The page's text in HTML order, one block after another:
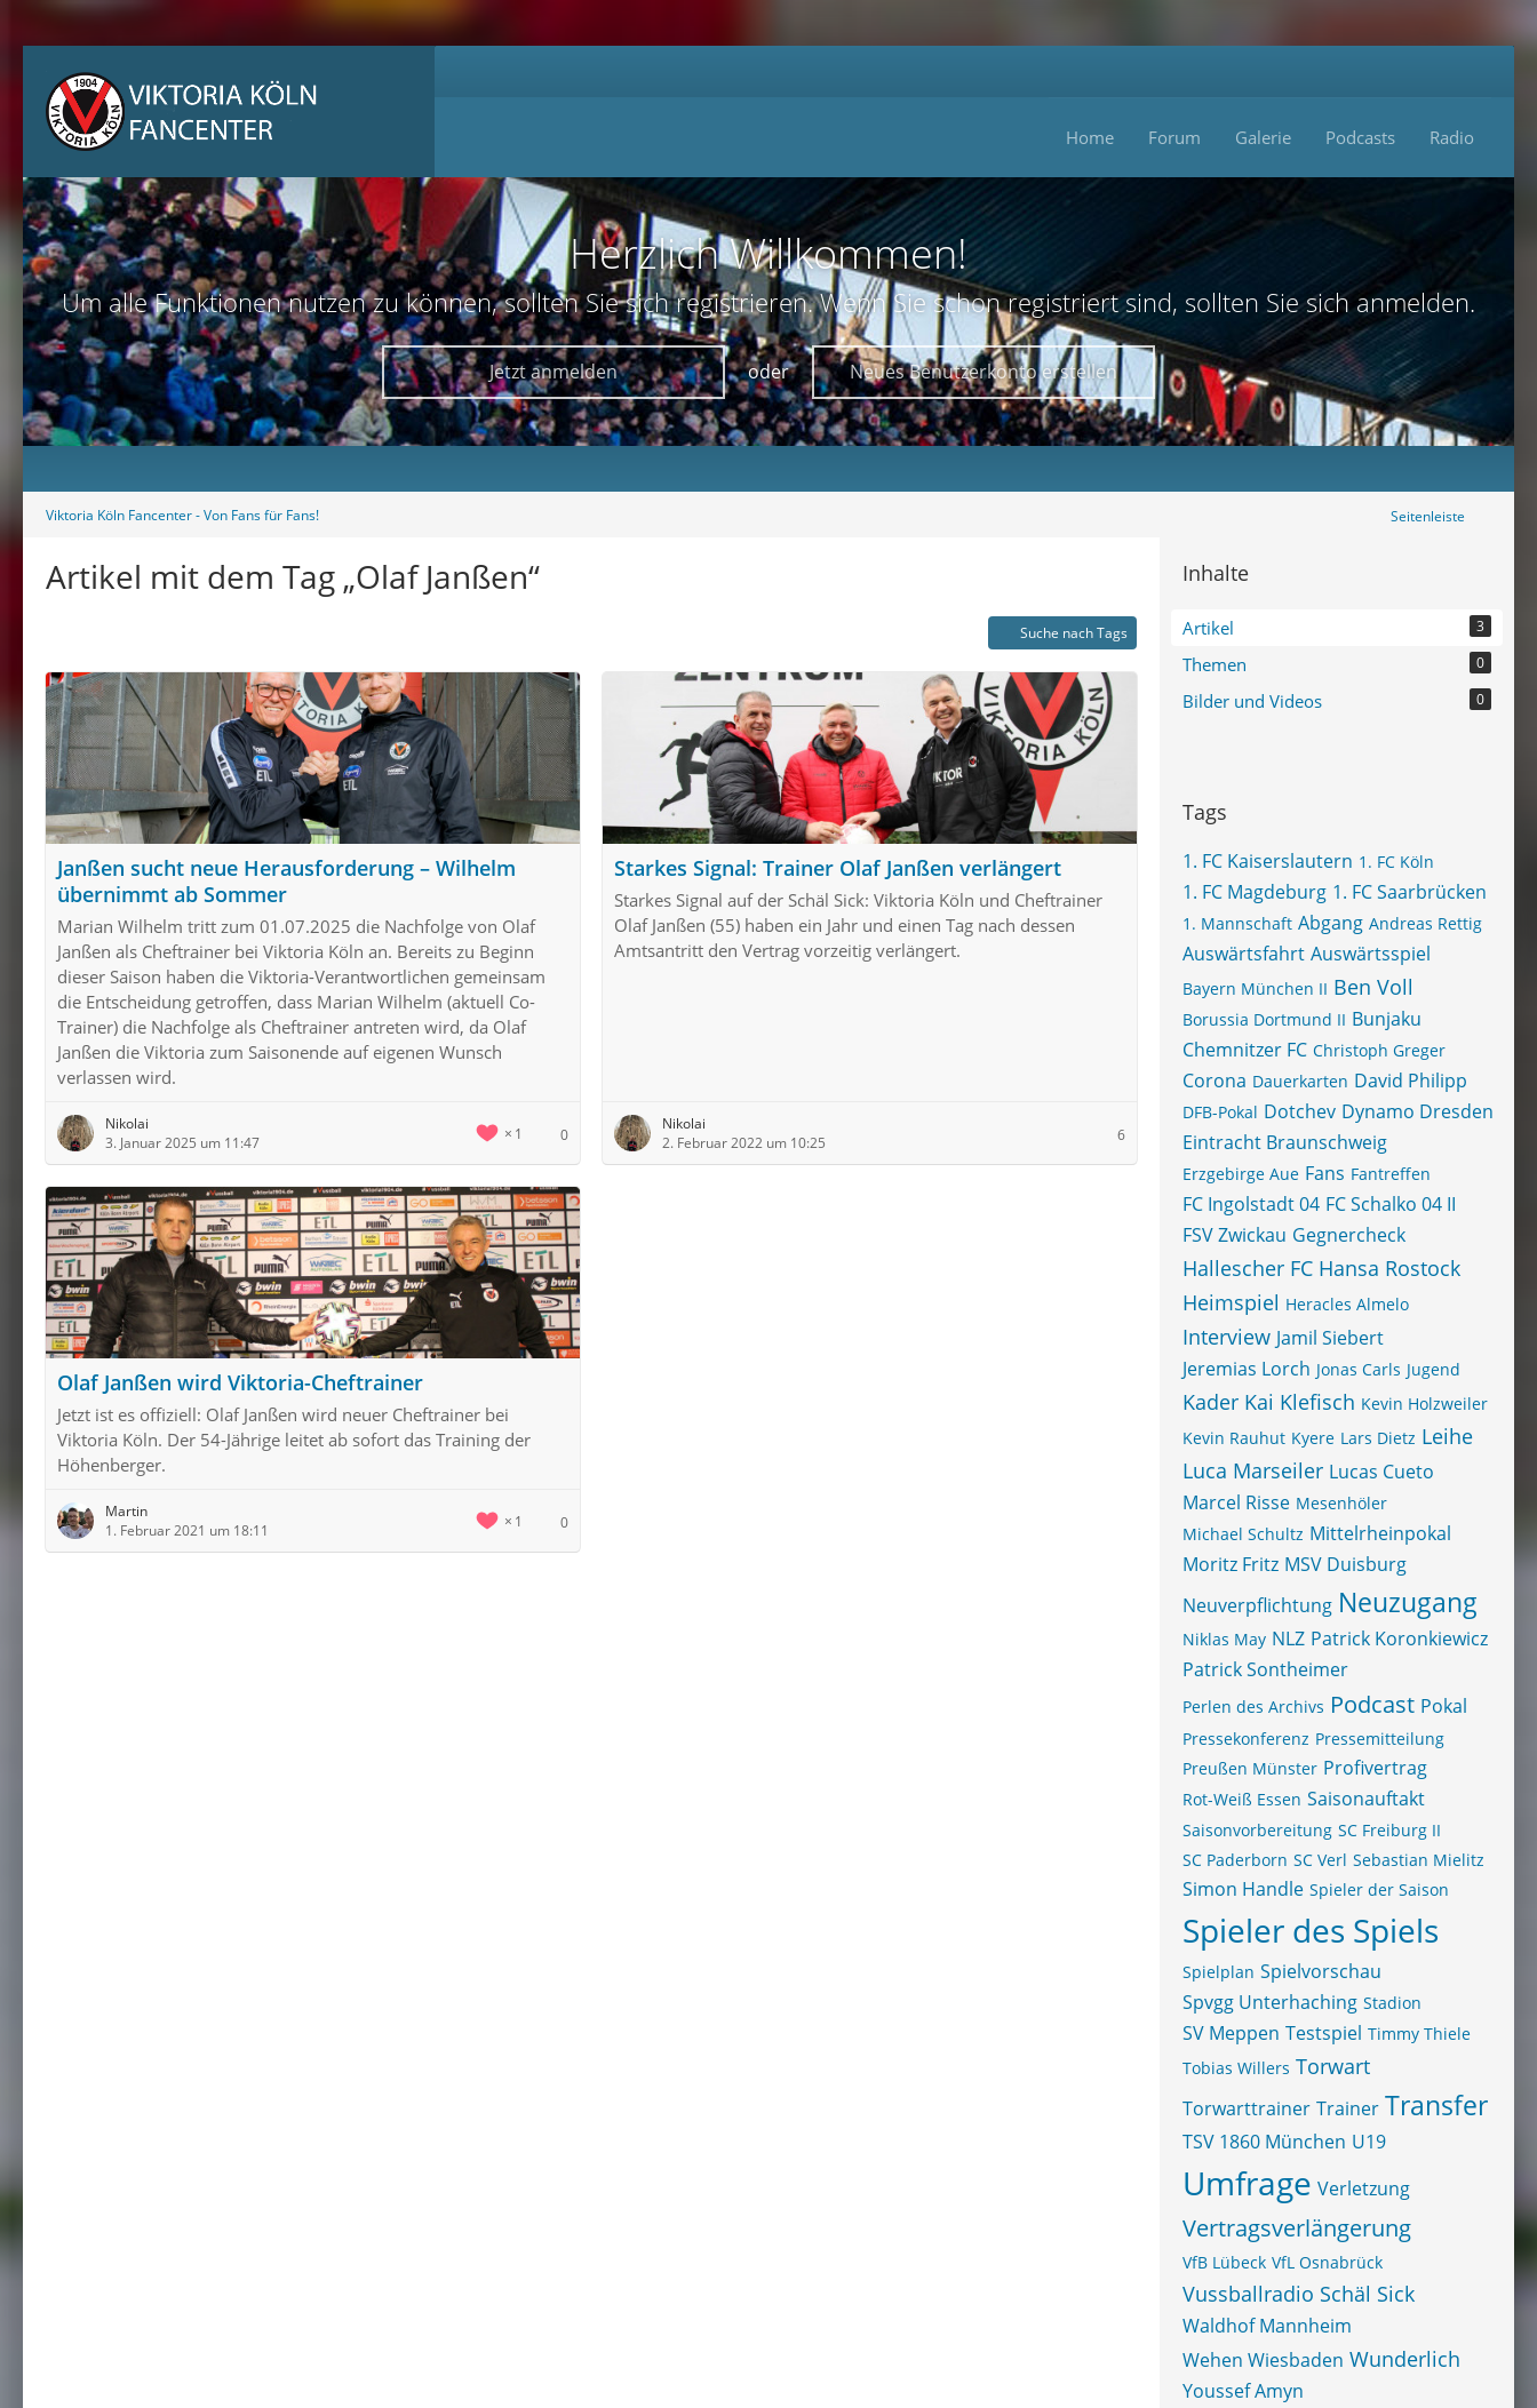
Home Forum Galerie Podcasts Radio
Herzlich Willkommen!
Um alle Funktionen nutzen zu können, sollten Sie sich registrieren. Wenn Sie schon registriert sind, sollten Sie sich anmelden.
Jetzt anmelden oder Neues Benutzerkonto erstellen
Viktoria Köln Fancenter - Von Fans für Fans! Seitenleiste
Artikel mit dem Tag „Olaf Janßen“
Suche nach Tags
Janßen sucht neue Herausforderung – Wilhelm
übernimmt ab Sommer
Marian Wilhelm tritt zum 01.07.2025 die Nachfolge von Olaf
Janßen als Cheftrainer bei Viktoria Köln an. Bereits zu Beginn
dieser Saison haben die Viktoria-Verantwortlichen gemeinsam
die Entscheidung getroffen, dass Marian Wilhelm (aktuell Co-
Trainer) die Nachfolge als Cheftrainer antreten wird, da Olaf
Janßen die Viktoria zum Saisonende auf eigenen Wunsch
verlassen wird.
Nikolai
3. Januar 2025 um 11:47
1 0
Starkes Signal: Trainer Olaf Janßen verlängert
Starkes Signal auf der Schäl Sick: Viktoria Köln und Cheftrainer
Olaf Janßen (55) haben ein Jahr und einen Tag nach dessen
Amtsantritt den Vertrag vorzeitig verlängert.
Nikolai
2. Februar 2022 um 10:25
6
Olaf Janßen wird Viktoria-Cheftrainer
Jetzt ist es offiziell: Olaf Janßen wird neuer Cheftrainer bei
Viktoria Köln. Der 54-Jährige leitet ab sofort das Training der
Höhenberger.
Martin
1. Februar 2021 um 18:11
1 0
Inhalte
Artikel 3
Themen 0
Bilder und Videos 0
Tags
1. FC Kaiserslautern 1. FC Köln
1. FC Magdeburg 1. FC Saarbrücken
1. Mannschaft Abgang Andreas Rettig
Auswärtsfahrt Auswärtsspiel
Bayern München II Ben Voll
Borussia Dortmund II Bunjaku
Chemnitzer FC Christoph Greger
Corona Dauerkarten David Philipp
DFB-Pokal Dotchev Dynamo Dresden
Eintracht Braunschweig
Erzgebirge Aue Fans Fantreffen
FC Ingolstadt 04 FC Schalko 04 II
FSV Zwickau Gegnercheck
Hallescher FC Hansa Rostock
Heimspiel Heracles Almelo
Interview Jamil Siebert
Jeremias Lorch Jonas Carls Jugend
Kader Kai Klefisch Kevin Holzweiler
Kevin Rauhut Kyere Lars Dietz Leihe
Luca Marseiler Lucas Cueto
Marcel Risse Mesenhöler
Michael Schultz Mittelrheinpokal
Moritz Fritz MSV Duisburg
Neuverpflichtung Neuzugang
Niklas May NLZ Patrick Koronkiewicz
Patrick Sontheimer
Perlen des Archivs Podcast Pokal
Pressekonferenz Pressemitteilung
Preußen Münster Profivertrag
Rot-Weiß Essen Saisonauftakt
Saisonvorbereitung SC Freiburg II
SC Paderborn SC Verl Sebastian Mielitz
Simon Handle Spieler der Saison
Spieler des Spiels
Spielplan Spielvorschau
Spvgg Unterhaching Stadion
SV Meppen Testspiel Timmy Thiele
Tobias Willers Torwart
Torwarttrainer Trainer Transfer
TSV 1860 München U19
Umfrage Verletzung
Vertragsverlängerung
VfB Lübeck VfL Osnabrück
Vussballradio Schäl Sick
Waldhof Mannheim
Wehen Wiesbaden Wunderlich
Youssef Amyn